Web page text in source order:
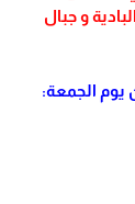
و جبال
يوم الجمعة: